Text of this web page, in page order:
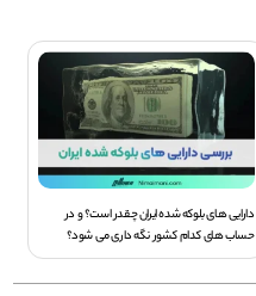
دارایی های بلوکه شده ایران چقدر است؟ و در
حساب های کدام کشور نگه داری می شود؟